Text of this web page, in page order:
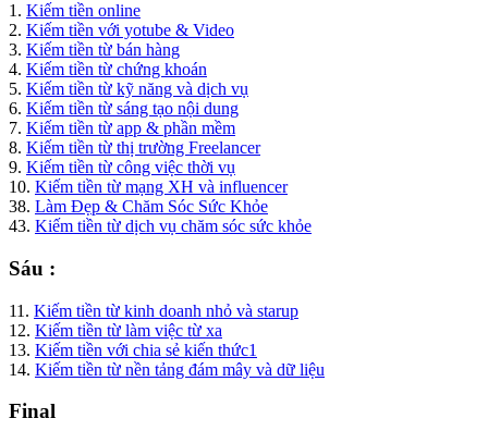
1. Kiếm tiền online
2. Kiếm tiền với yotube & Video
3. Kiếm tiền từ bán hàng
4. Kiếm tiền từ chứng khoán
5. Kiếm tiền từ kỹ năng và dịch vụ
6. Kiếm tiền từ sáng tạo nội dung
7. Kiếm tiền từ app & phần mềm
8. Kiếm tiền từ thị trường Freelancer
9. Kiếm tiền từ công việc thời vụ
10. Kiếm tiền từ mạng XH và influencer
38. Làm Đẹp & Chăm Sóc Sức Khỏe
43. Kiếm tiền từ dịch vụ chăm sóc sức khỏe
Sáu :
11. Kiếm tiền từ kinh doanh nhỏ và starup
12. Kiếm tiền từ làm việc từ xa
13. Kiếm tiền với chia sẻ kiến thức1
14. Kiếm tiền từ nền tảng đám mây và dữ liệu
Final